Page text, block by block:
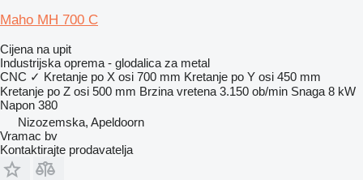
Maho MH 700 C
Cijena na upit
Industrijska oprema - glodalica za metal
CNC ✓ Kretanje po X osi 700 mm Kretanje po Y osi 450 mm
Kretanje po Z osi 500 mm Brzina vretena 3.150 ob/min Snaga 8 kW
Napon 380
Nizozemska, Apeldoorn
Vramac bv
Kontaktirajte prodavatelja